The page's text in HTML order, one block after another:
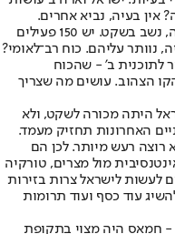
אין בעיה, נביא אחרים.
ישראל מנסה לפתות אותנו להגיב? אין בעיה, נשב בשקט. יש 150 פעילים
נוותר עליהם. כוח רב־לאומי?
לתוכנית ב' - שהכוח
הצהוב. עושים מה שצריך
היתה מכורה לשקט, ולא
האחרונות תחזיק מעמד.
רוצה רעש מיותר. לכן הם
מול מצרים, טורקיה
לעשות לישראל צרות בזירות
עוד כסף ועוד תרומות
- חמאס היה מצוי בתקופת